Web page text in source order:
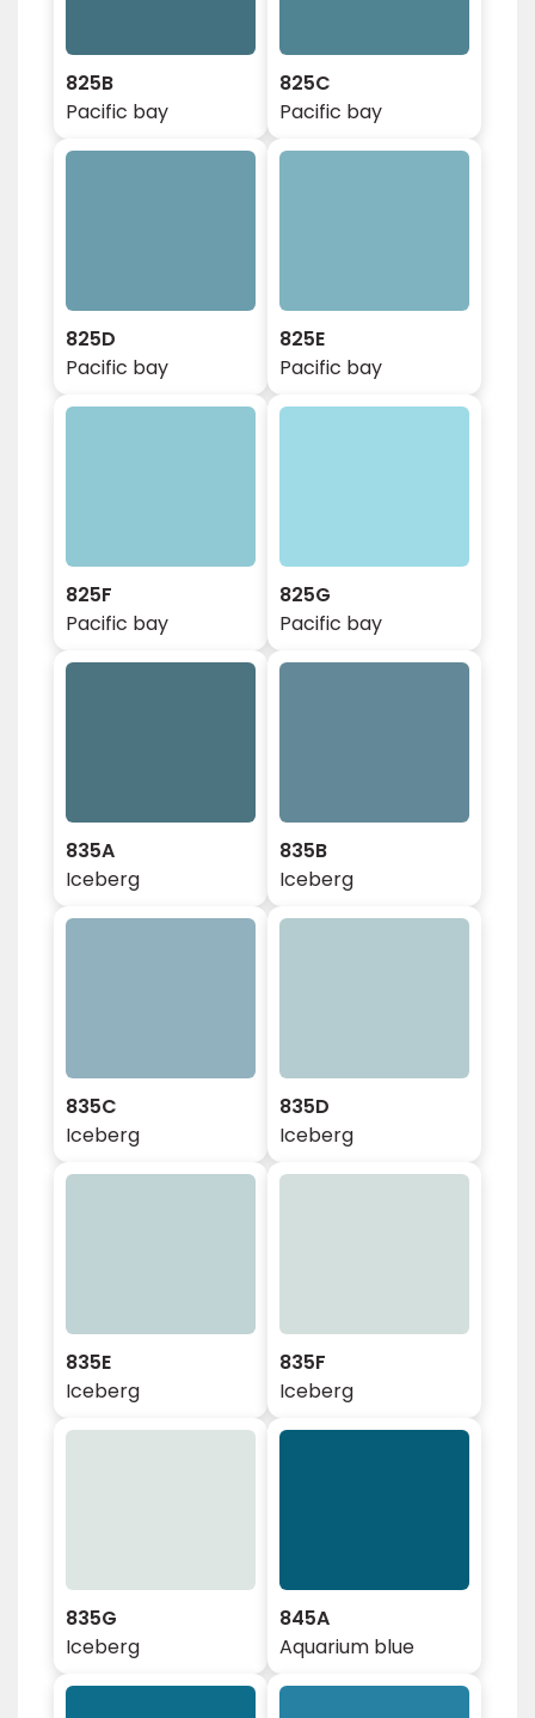
825B
Pacific bay
825C
Pacific bay
825D
Pacific bay
825E
Pacific bay
825F
Pacific bay
825G
Pacific bay
835A
Iceberg
835B
Iceberg
835C
Iceberg
835D
Iceberg
835E
Iceberg
835F
Iceberg
835G
Iceberg
845A
Aquarium blue